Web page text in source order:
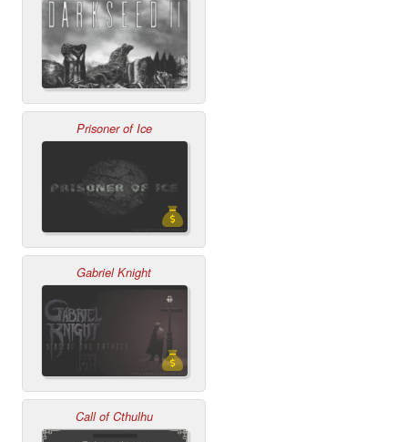
Prisoner of Ice
Gabriel Knight
Call of Cthulhu